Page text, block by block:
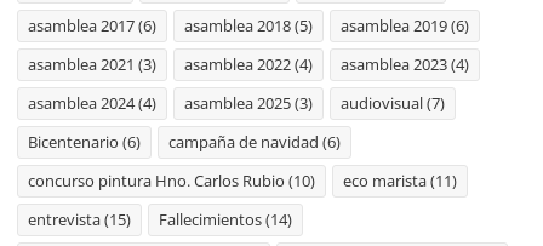
asamblea 2017(6) asamblea 2018(5) asamblea 2019(6)
asamblea 2021 (3) asamblea 2022(4) asamblea 2023(4)
asamblea 2024(4) asamblea 2025(3) audiovisual(7)
Bicentenario (6) campaña de navidad (6)
concurso pintura Hno. Carlos Rubio (10) eco marista(11)
entrevista(15) Fallecimientos(14)